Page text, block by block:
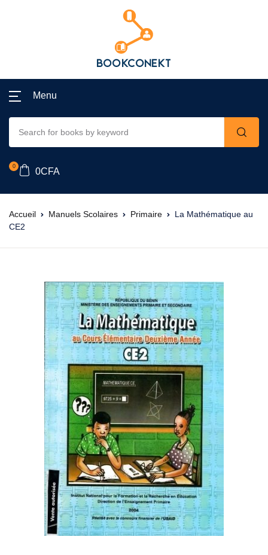
Menu
0
0CFA
Accueil Manuels Scolaires Primaire
La Mathématique au
CE2